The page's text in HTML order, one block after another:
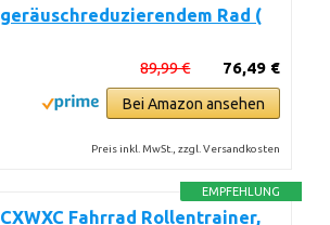
geräuschreduzierendem Rad (
76,49 €
89,99 €
Bei Amazon ansehen
Preis inkl. MwSt., zzgl. Versandkosten
EMPFEHLUNG
CXWXC Fahrrad Rollentrainer,